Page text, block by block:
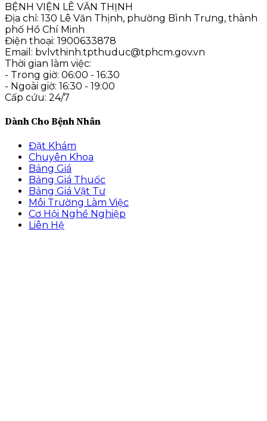
BỆNH VIỆN LÊ VĂN THỊNH
Địa chỉ: 130 Lê Văn Thịnh, phường Bình Trưng, thành
phố Hồ Chí Minh
Điện thoại: 1900633878
Email: bvlvthinh.tpthuduc@tphcm.gov.vn
Thời gian làm việc:
- Trong giờ: 06:00 - 16:30
- Ngoài giờ: 16:30 - 19:00
Cấp cứu: 24/7
Dành Cho Bệnh Nhân
Đặt Khám
Chuyên Khoa
Bảng Giá
Bảng Giá Thuốc
Bảng Giá Vật Tư
Môi Trường Làm Việc
Cơ Hội Nghề Nghiệp
Liên Hệ